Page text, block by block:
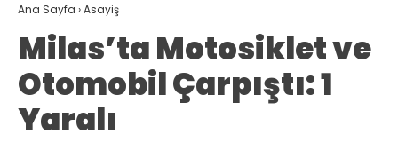
MUĞLA’DAN
ASAYIŞ
GÜNDEM
EKONOMI
Ana Sayfa ›Asayiş
Milas’ta Motosiklet ve
Otomobil Çarpıştı: 1
Yaralı